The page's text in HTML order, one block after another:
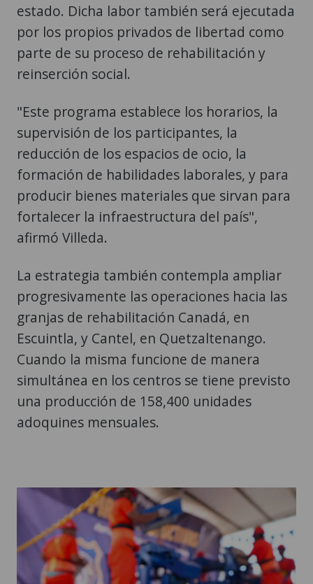
estado. Dicha labor también será ejecutada
por los propios privados de libertad como
parte de su proceso de rehabilitación y
reinserción social.
"Este programa establece los horarios, la
supervisión de los participantes, la
reducción de los espacios de ocio, la
formación de habilidades laborales, y para
producir bienes materiales que sirvan para
fortalecer la infraestructura del país",
afirmó Villeda.
La estrategia también contempla ampliar
progresivamente las operaciones hacia las
granjas de rehabilitación Canadá, en
Escuintla, y Cantel, en Quetzaltenango.
Cuando la misma funcione de manera
simultánea en los centros se tiene previsto
una producción de 158,400 unidades
adoquines mensuales.